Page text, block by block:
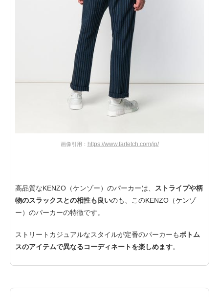
画像引用： https://www.farfetch.com/jp/
高品質なKENZO（ケンゾー）のパーカーは、 ストライプや柄
物のスラックスとの相性も良いのも、このKENZO（ケンゾ
ー）のパーカーの特徴です。
ストリートカジュアルなスタイルが定番のパーカーもボトム
スのアイテムで異なるコーディネートを楽しめます。